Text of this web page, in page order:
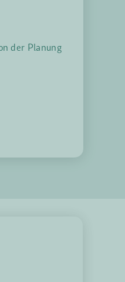
der Planung